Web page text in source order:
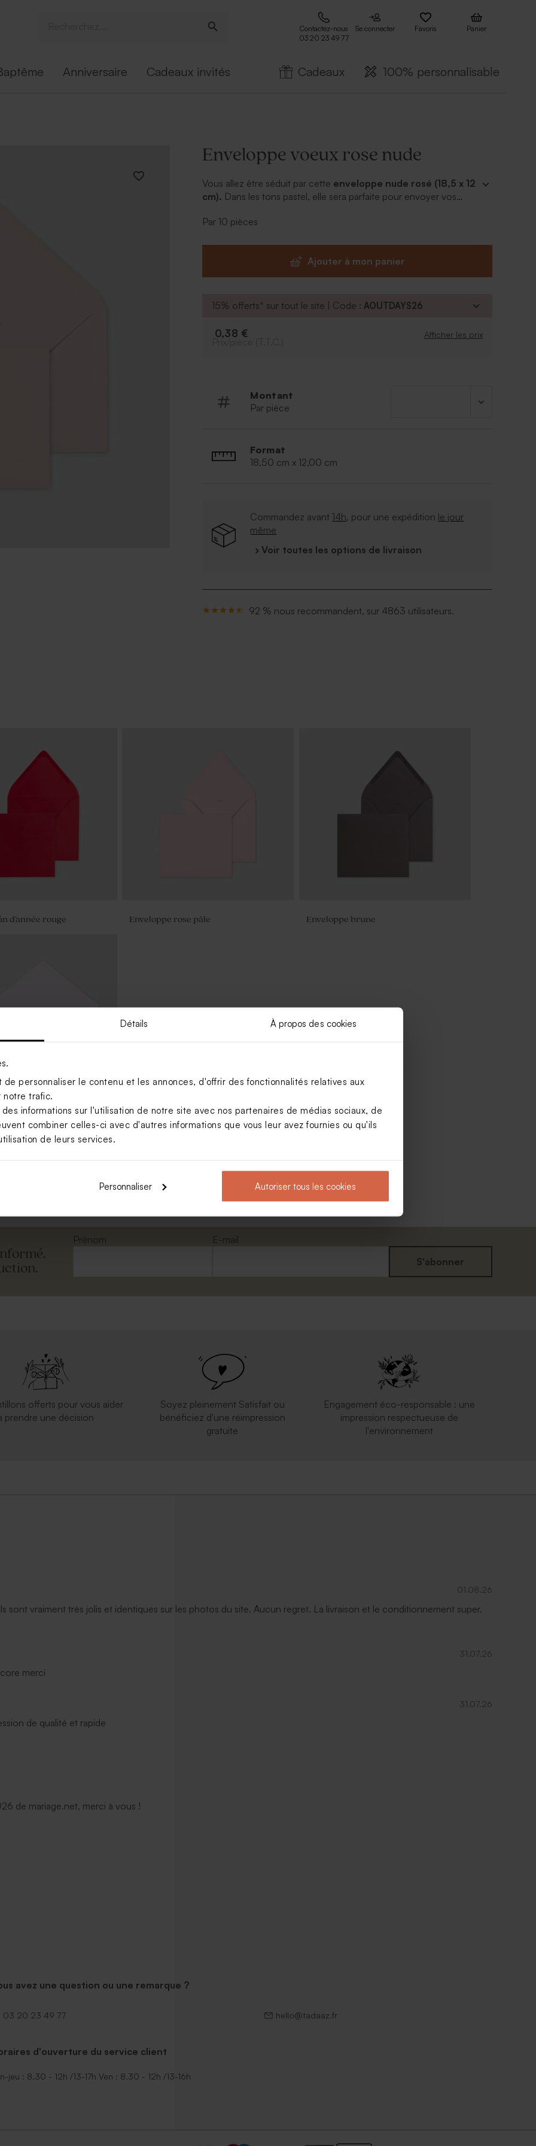
Détails À propos des cookies
personnaliser le contenu et les annonces, d'offrir des fonctionnalités relatives aux
notre trafic.
informations sur l'utilisation de notre site avec nos partenaires de médias sociaux, de
combiner celles-ci avec d'autres informations que vous leur avez fournies ou qu'ils
de leurs services.
Personnaliser Autoriser tous les cookies
Contactez-nous
03 20 23 49 77
Se connecter Favoris Panier
Anniversaire Cadeaux invités Cadeaux 100% personnalisable
Enveloppe voeux rose nude
Vous allez être séduit par cette enveloppe nude rosé (18,5 x 12
cm). Dans les tons pastel, elle sera parfaite pour envoyer vos
Par 10 pièces
Ajouter à mon panier
15% offerts* sur tout le site | Code :AOUTDAYS26
0,38 € Afficher les prix
Montant
Par pièce
Format
18,50 cm x 12,00 cm
Commandez avant 14h, pour une expédition le jour
même
› Voir toutes les options de livraison
92 % nous recommandent, sur 4863 utilisateurs.
d'année rouge Enveloppe rose pâle Enveloppe brune
portefeuille
Voir toute la collection Enveloppe
Prénom
E-mail
S'abonner
offerts pour vous aider
prendre une décision
Soyez pleinement Satisfait ou
bénéficiez d'une réimpression
gratuite
Engagement éco-responsable : une
impression respectueuse de
l'environnement
01.08.26
sont vraiment très jolis et identiques sur les photos du site. Aucun regret. La livraison et le conditionnement super.
31.07.26
merci
31.07.26
de qualité et rapide
de mariage.net, merci à vous !
avez une question ou une remarque ?
03 20 23 49 77 hello@tadaaz.fr
d'ouverture du service client
jeu : 8.30 - 12h /13-17h Ven : 8.30 - 12h /13-16h